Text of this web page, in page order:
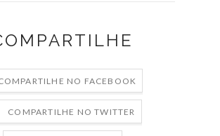
NO FACEBOOK
COMPARTILHE NO TWITTER